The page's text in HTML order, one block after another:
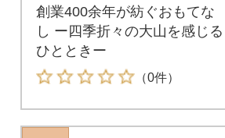
創業400余年が紡ぐおもてな
し ー四季折々の大山を感じる
ひとときー
（0件）